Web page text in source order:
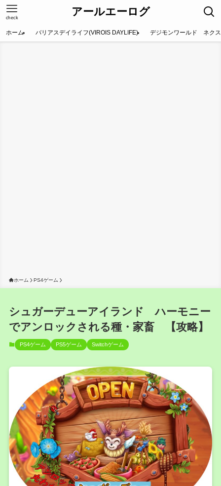
アールエーログ
check
ホーム バリアスデイライフ(VIROIS DAYLIFE) デジモンワールド ネク
ホーム PS4ゲーム
シュガーデューアイランド ハーモニー
でアンロックされる種・家畜 【攻略】
PS4ゲーム PS5ゲーム Switchゲーム